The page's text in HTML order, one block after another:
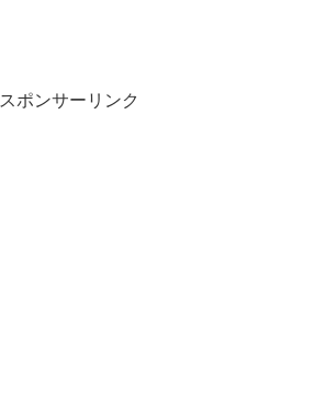
スポンサーリンク